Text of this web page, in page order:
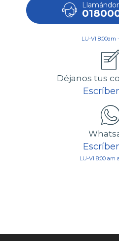
LU-VI 8:00am
Déjanos tus
LU-VI 8:00 am